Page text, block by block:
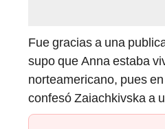
Fue gracias a una
supo que Anna estaba
norteamericano, pues
confesó Zaiachkivska a